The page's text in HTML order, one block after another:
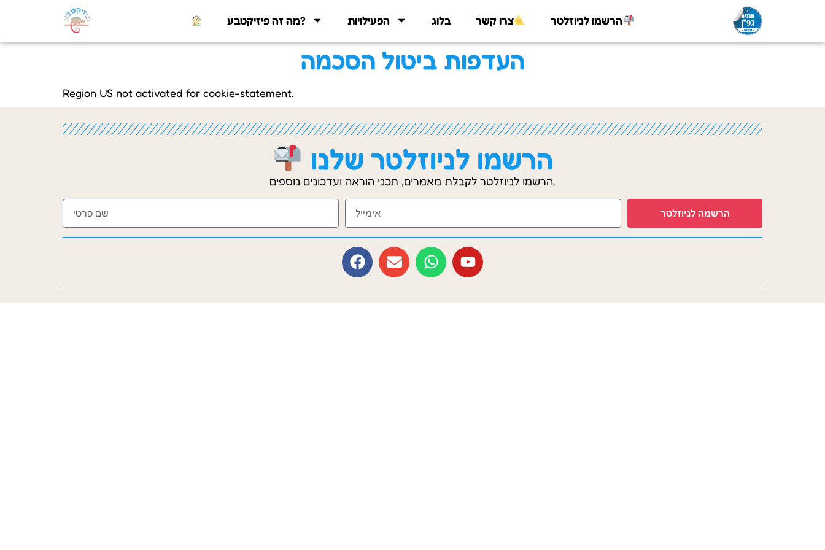
מה זה פיזיקטבע? הפעילויות בלוג צרו קשר הרשמו לניוזלטר
העדפות ביטול הסכמה
Region US not activated for cookie-statement.
הרשמו לניוזלטר שלנו
הרשמו לניוזלטר לקבלת מאמרים, תכני הוראה ועדכונים נוספים.
הרשמה לניוזלטר